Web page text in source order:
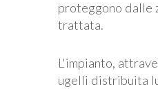
proteggono dalle
trattata.
L'impianto,
ugelli distribuita